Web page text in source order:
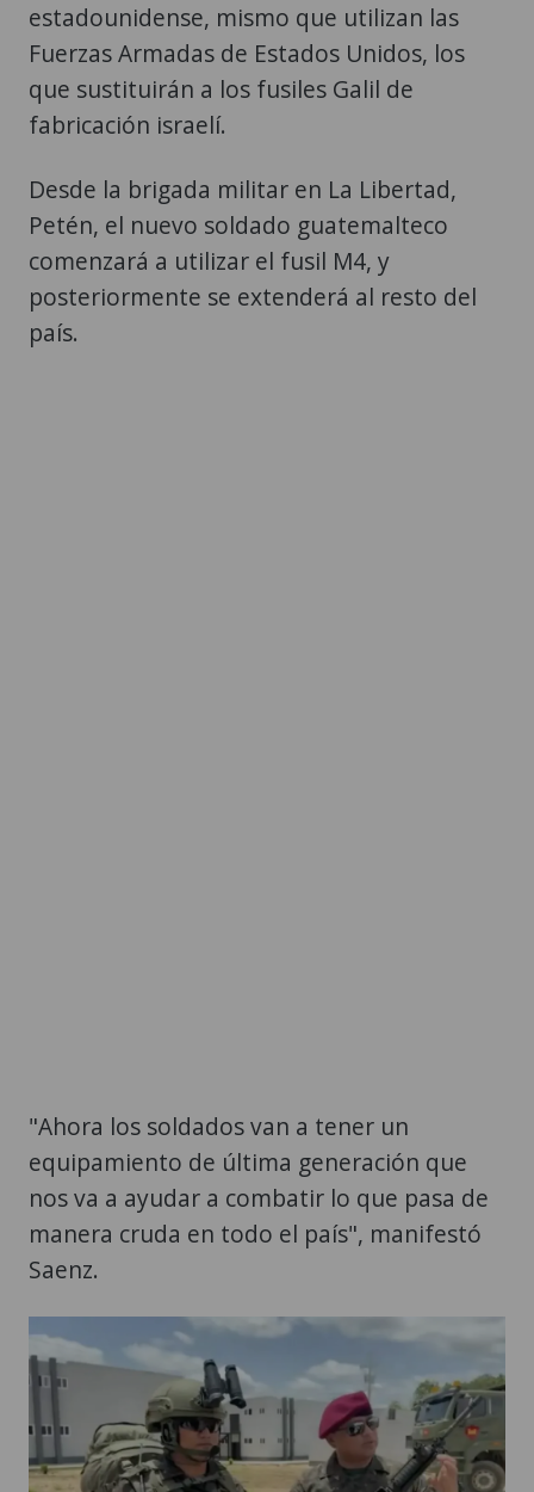
estadounidense, mismo que utilizan las
Fuerzas Armadas de Estados Unidos, los
que sustituirán a los fusiles Galil de
fabricación israelí.
Desde la brigada militar en La Libertad,
Petén, el nuevo soldado guatemalteco
comenzará a utilizar el fusil M4, y
posteriormente se extenderá al resto del
país.
"Ahora los soldados van a tener un
equipamiento de última generación que
nos va a ayudar a combatir lo que pasa de
manera cruda en todo el país", manifestó
Saenz.